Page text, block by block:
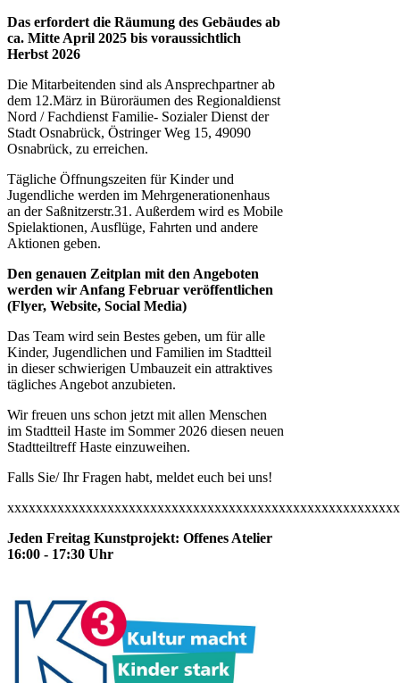
Das erfordert die Räumung des Gebäudes ab
ca. Mitte April 2025 bis voraussichtlich
Herbst 2026
Die Mitarbeitenden sind als Ansprechpartner ab
dem 12.März in Büroräumen des Regionaldienst
Nord / Fachdienst Familie- Sozialer Dienst der
Stadt Osnabrück, Östringer Weg 15, 49090
Osnabrück, zu erreichen.
Tägliche Öffnungszeiten für Kinder und
Jugendliche werden im Mehrgenerationenhaus
an der Saßnitzerstr.31. Außerdem wird es Mobile
Spielaktionen, Ausflüge, Fahrten und andere
Aktionen geben.
Den genauen Zeitplan mit den Angeboten
werden wir Anfang Februar veröffentlichen
(Flyer, Website, Social Media)
Das Team wird sein Bestes geben, um für alle
Kinder, Jugendlichen und Familien im Stadtteil
in dieser schwierigen Umbauzeit ein attraktives
tägliches Angebot anzubieten.
Wir freuen uns schon jetzt mit allen Menschen
im Stadtteil Haste im Sommer 2026 diesen neuen
Stadtteiltreff Haste einzuweihen.
Falls Sie/ Ihr Fragen habt, meldet euch bei uns!
Jeden Freitag Kunstprojekt: Offenes Atelier
16:00 - 17:30 Uhr